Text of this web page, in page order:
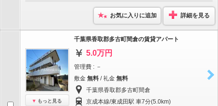
お気に入りに追加 詳細を見る
もっと見る
千葉県香取郡多古町間倉の賃貸アパート
5.0万円
管理費 : －
敷金 無料 / 礼金 無料
千葉県香取郡多古町間倉
京成本線/東成田駅 車7分(5.0km)